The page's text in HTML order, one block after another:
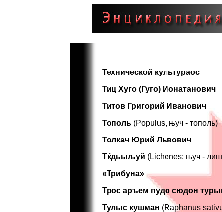
Технической культураос
Тиц Хуго (Гуго) Ионатанович
Титов Григорий Иванович
Тополь (Populus, њуч - тополь)
Толкач Юрий Львович
Тќдьыљуй (Lichenes; њуч -
«Трибуна»
Трос аръем пудо сюдон
Тулыс кушман (Raphanus